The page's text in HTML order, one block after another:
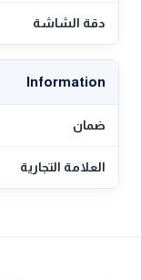
دقة الشاشة
Information
ضمان
العلامة التجارية